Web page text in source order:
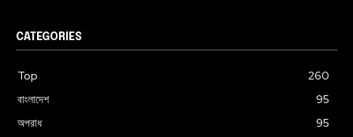
CATEGORIES
Top
260
বাংলাদেশ
95
অপরাধ
95